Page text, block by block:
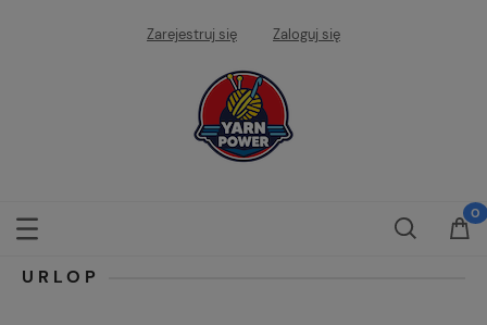
Zarejestruj się Zaloguj się
URLOP